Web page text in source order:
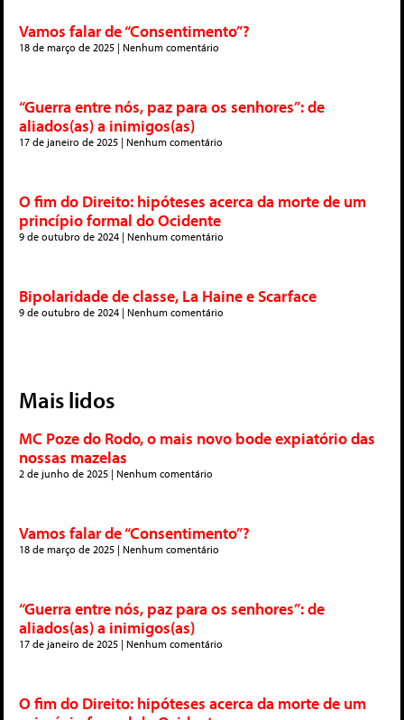
Vamos falar de “Consentimento”?
18 de março de 2025 Nenhum comentário
“Guerra entre nós, paz para os senhores”: de
aliados(as) a inimigos(as)
17 de janeiro de 2025 Nenhum comentário
O fim do Direito: hipóteses acerca da morte de um
princípio formal do Ocidente
9 de outubro de 2024 Nenhum comentário
Bipolaridade de classe, La Haine e Scarface
9 de outubro de 2024 Nenhum comentário
Mais lidos
MC Poze do Rodo, o mais novo bode expiatório das
nossas mazelas
2 de junho de 2025 Nenhum comentário
Vamos falar de “Consentimento”?
18 de março de 2025 Nenhum comentário
“Guerra entre nós, paz para os senhores”: de
aliados(as) a inimigos(as)
17 de janeiro de 2025 Nenhum comentário
O fim do Direito: hipóteses acerca da morte de um